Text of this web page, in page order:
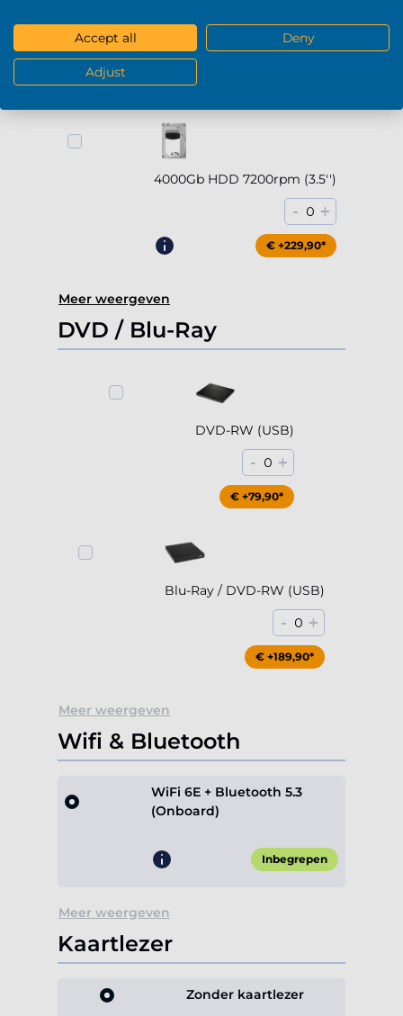
- 0 +
4000Gb HDD 7200rpm (3.5'')
- 0 +
€ +229,90*
Meer weergeven
DVD / Blu-Ray
DVD-RW (USB)
- 0 +
€ +79,90*
Blu-Ray / DVD-RW (USB)
- 0 +
€ +189,90*
Meer weergeven
Wifi & Bluetooth
WiFi 6E + Bluetooth 5.3
(Onboard)
Inbegrepen
Meer weergeven
Kaartlezer
Zonder kaartlezer
Accept all Deny
Adjust